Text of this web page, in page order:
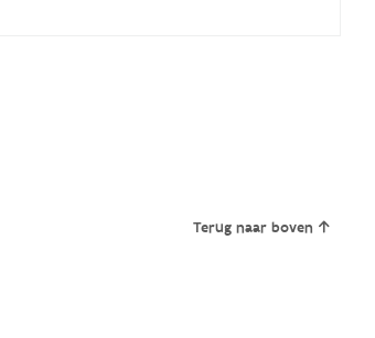
Terug naar boven